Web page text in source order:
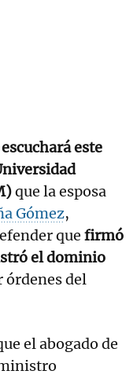
este
que la esposa
Gómez,
que firmó
el dominio
órdenes del
el abogado de